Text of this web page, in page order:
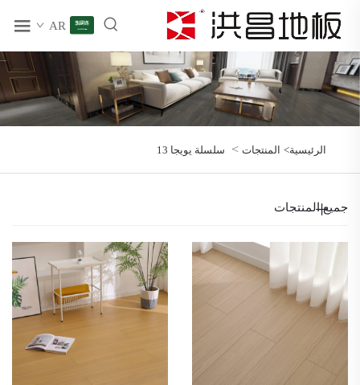
AR
الرئيسية> المنتجات> سلسلة يويجا 13
جميع المنتجات